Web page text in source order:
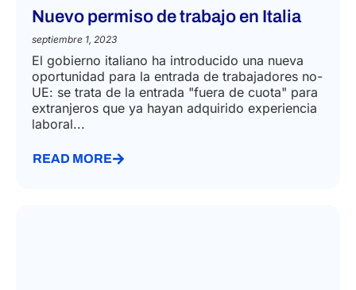
Nuevo permiso de trabajo en Italia
septiembre 1, 2023
El gobierno italiano ha introducido una nueva
oportunidad para la entrada de trabajadores no-
UE: se trata de la entrada "fuera de cuota" para
extranjeros que ya hayan adquirido experiencia
laboral...
READ MORE